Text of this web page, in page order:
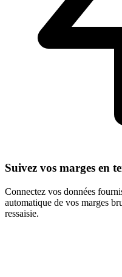
Suivez vos marges en
Connectez vos données
automatique de vos marges
ressaisie.